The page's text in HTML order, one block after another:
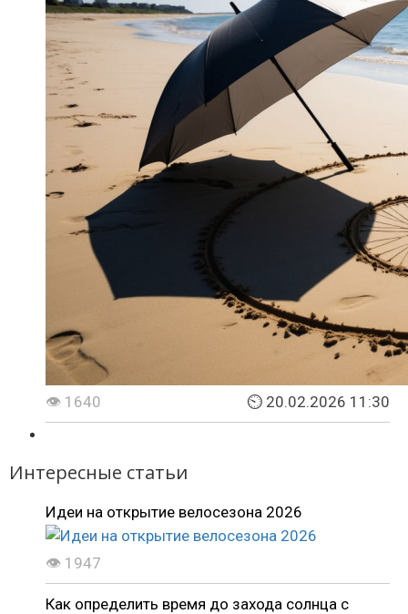
👁 1640 ⏲ 20.02.2026 11:30
Интересные статьи
Идеи на открытие велосезона 2026
👁 1947
Как определить время до захода солнца с